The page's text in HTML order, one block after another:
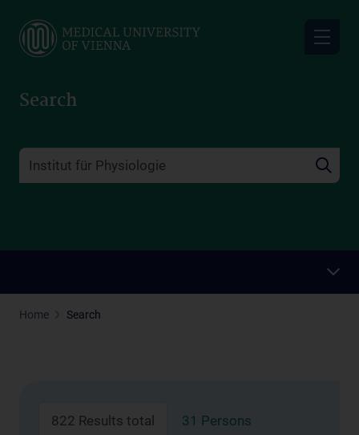
main
Search
Home Search
822 Results total 31 Persons